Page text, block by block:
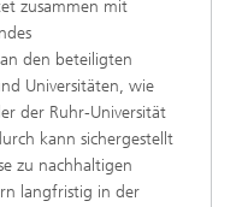
zusammen mit
den beteiligten
Universitäten, wie
der Ruhr-Universität
kann sichergestellt
zu nachhaltigen
langfristig in der